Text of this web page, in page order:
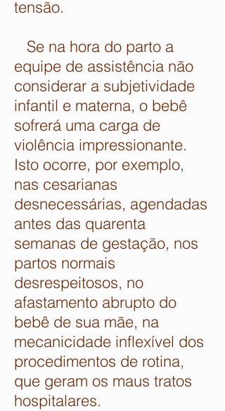
tensão.
Se na hora do parto a
equipe de assistência não
considerar a subjetividade
infantil e materna, o bebê
sofrerá uma carga de
violência impressionante.
Isto ocorre, por exemplo,
nas cesarianas
desnecessárias, agendadas
antes das quarenta
semanas de gestação, nos
partos normais
desrespeitosos, no
afastamento abrupto do
bebê de sua mãe, na
mecanicidade inflexível dos
procedimentos de rotina,
que geram os maus tratos
hospitalares.